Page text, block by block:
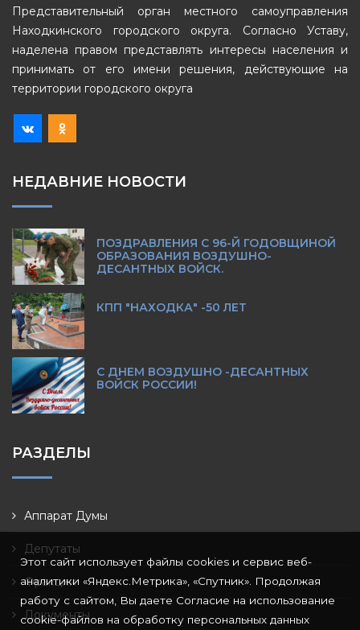
Представительный орган местного самоуправления
Находкинского городского округа. Согласно Уставу,
наделена правом представлять интересы населения и
принимать от его имени решения, действующие на
территории городского округа
НЕДАВНИЕ НОВОСТИ
ПОЗДРАВЛЕНИЯ С 96-Й ГОДОВЩИНОЙ
ОБРАЗОВАНИЯ ВОЗДУШНО-
ДЕСАНТНЫХ ВОЙСК.
КПП "НАХОДКА" -50 ЛЕТ
С ДНЕМ ВОЗДУШНО -ДЕСАНТНЫХ
ВОЙСК РОССИИ!
РАЗДЕЛЫ
Аппарат Думы
Депутаты
Фракции
Документы
Этот сайт использует файлы cookies и сервис веб-
аналитики «Яндекс.Метрика», «Спутник». Продолжая
работу с сайтом, Вы даете Согласие на использование
cookie-файлов на обработку персональных данных